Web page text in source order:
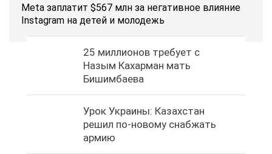
Meta заплатит $567 млн за негативное влияние
Instagram на детей и молодежь
25 миллионов требует с
Назым Кахарман мать
Бишимбаева
Урок Украины: Казахстан
решил по-новому снабжать
армию